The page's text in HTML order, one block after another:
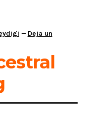
— Deja un